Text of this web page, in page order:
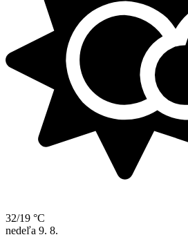
32/19 °C
nedeľa 9. 8.